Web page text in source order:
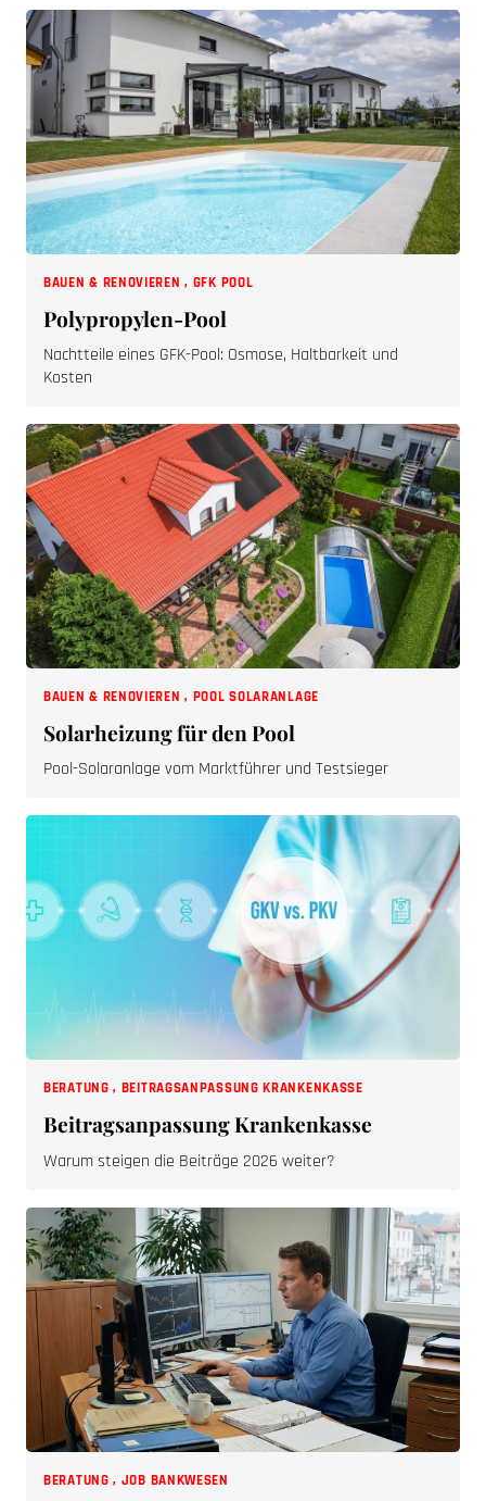
BAUEN & RENOVIEREN, GFK POOL
Polypropylen-Pool
Nachtteile eines GFK-Pool: Osmose, Haltbarkeit und
Kosten
BAUEN & RENOVIEREN, POOL SOLARANLAGE
Solarheizung für den Pool
Pool-Solaranlage vom Marktführer und Testsieger
BERATUNG, BEITRAGSANPASSUNG KRANKENKASSE
Beitragsanpassung Krankenkasse
Warum steigen die Beiträge 2026 weiter?
BERATUNG, JOB BANKWESEN